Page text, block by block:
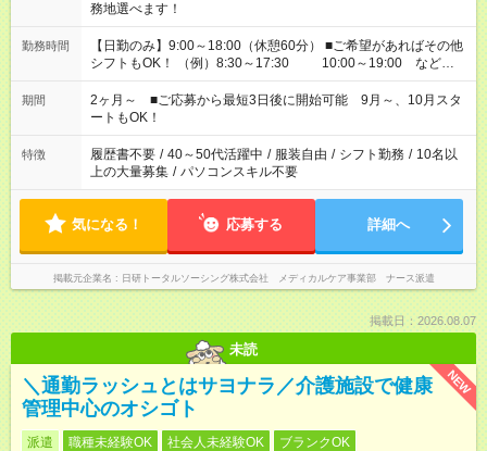
務地選べます！
勤務時間
【日勤のみ】9:00～18:00（休憩60分） ■ご希望があればその他
シフトもOK！ （例）8:30～17:30 10:00～19:00 など
「家族とお休みを合わせたい」 「余裕を持って夕飯の準備がし
たい」 「できれば残業はしたくない」 など、ご希望があれば教
えてくださいね。 ※Wワーク希望の方へ 今ご覧のお仕事で希望
する勤務時間と、もう1つのお仕事の勤務時間。 合計で週40時
間を超える場合は応募できません
期間
2ヶ月～ ■ご応募から最短3日後に開始可能 9月～、10月スタ
ートもOK！
特徴 履歴書不要 / 40～50代活躍中 / 服装自由 / シフト勤務 / 10名以
上の大量募集 / パソコンスキル不要
気になる！ 応募する 詳細へ
掲載元企業名 日研トータルソーシング株式会社 メディカルケア事業部 ナース派遣
掲載日：2026.08.07
未読
NEW
＼通勤ラッシュとはサヨナラ／介護施設で健康
管理中心のオシゴト
派遣 職種未経験OK 社会人未経験OK
ブランクOK